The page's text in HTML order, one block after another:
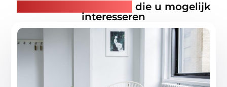
die u mogelijk
interesseren